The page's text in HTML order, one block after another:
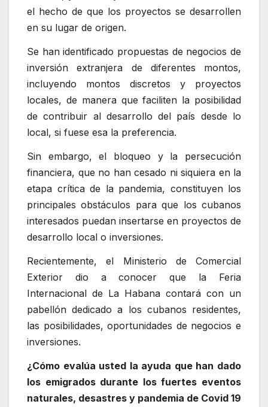
el hecho de que los proyectos se desarrollen
en su lugar de origen.
Se han identificado propuestas de negocios de
inversión extranjera de diferentes montos,
incluyendo montos discretos y proyectos
locales, de manera que faciliten la posibilidad
de contribuir al desarrollo del país desde lo
local, si fuese esa la preferencia.
Sin embargo, el bloqueo y la persecución
financiera, que no han cesado ni siquiera en la
etapa crítica de la pandemia, constituyen los
principales obstáculos para que los cubanos
interesados puedan insertarse en proyectos de
desarrollo local o inversiones.
Recientemente, el Ministerio de Comercial
Exterior dio a conocer que la Feria
Internacional de La Habana contará con un
pabellón dedicado a los cubanos residentes,
las posibilidades, oportunidades de negocios e
inversiones.
¿Cómo evalúa usted la ayuda que han dado
los emigrados durante los fuertes eventos
naturales, desastres y pandemia de Covid 19